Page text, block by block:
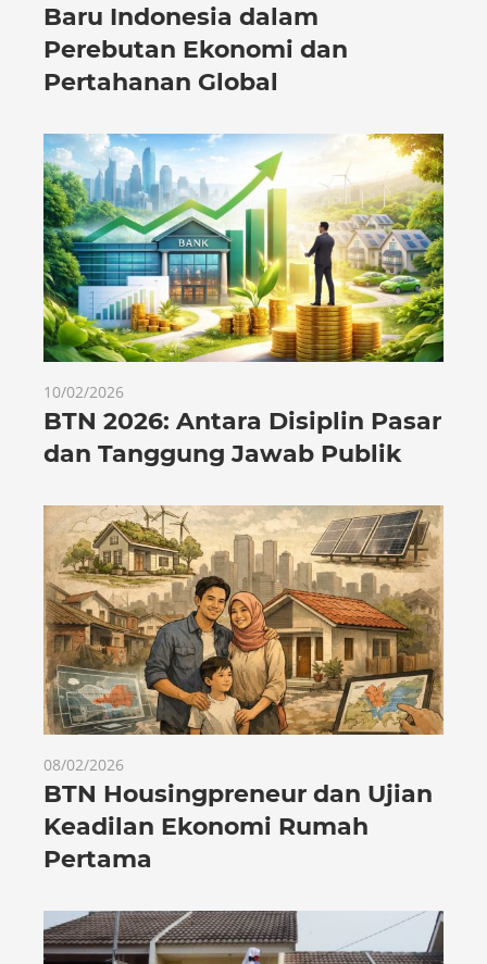
Baru Indonesia dalam
Perebutan Ekonomi dan
Pertahanan Global
10/02/2026
BTN 2026: Antara Disiplin Pasar
dan Tanggung Jawab Publik
08/02/2026
BTN Housingpreneur dan Ujian
Keadilan Ekonomi Rumah
Pertama